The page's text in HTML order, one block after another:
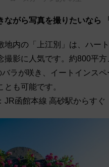
ながら写真を撮りたいなら
地内の「上江別」は、ハー
撮影に人気です。約800平方
ラが咲き、イートインス
も可能です。
JR函館本線 高砂駅からすぐ